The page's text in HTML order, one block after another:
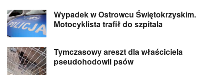
Wypadek w Ostrowcu Świętokrzyskim.
Motocyklista trafił do szpitala
Tymczasowy areszt dla właściciela
pseudohodowli psów